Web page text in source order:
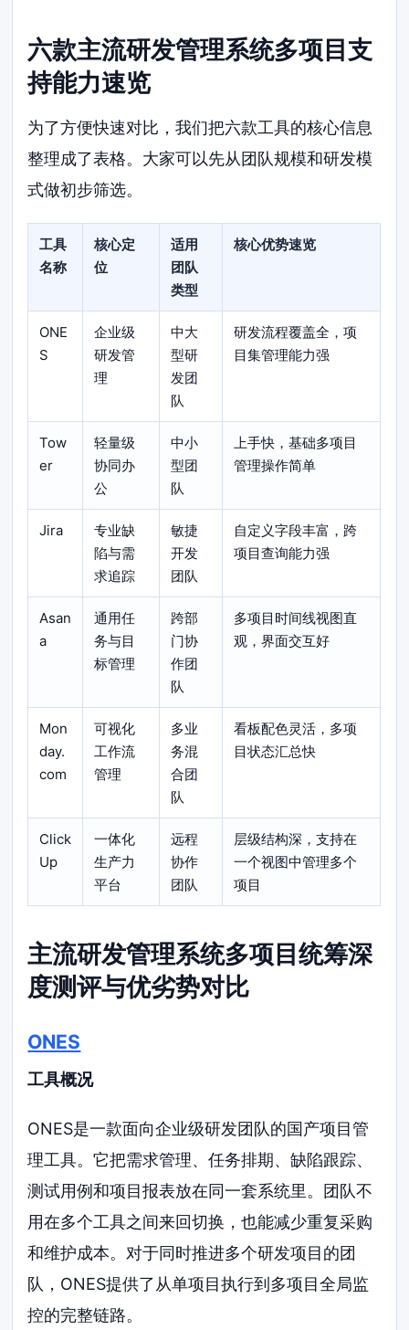
六款主流研发管理系统多项目支
持能力速览
为了方便快速对比，我们把六款工具的核心信息
整理成了表格。大家可以先从团队规模和研发模
式做初步筛选。
工具
名称
核心定
位
适用
团队
类型
核心优势速览
ONE
S
企业级
研发管
理
中大
型研
发团
队
研发流程覆盖全，项
目集管理能力强
Tow
er
轻量级
协同办
公
中小
型团
队
上手快，基础多项目
管理操作简单
Jira
专业缺
陷与需
求追踪
敏捷
开发
团队
自定义字段丰富，跨
项目查询能力强
Asan
a
通用任
务与目
标管理
跨部
门协
作团
队
多项目时间线视图直
观，界面交互好
Mon
day.
com
可视化
工作流
管理
多业
务混
合团
队
看板配色灵活，多项
目状态汇总快
Click
Up
一体化
生产力
平台
远程
协作
团队
层级结构深，支持在
一个视图中管理多个
项目
主流研发管理系统多项目统筹深
度测评与优劣势对比
ONES
工具概况
ONES是一款面向企业级研发团队的国产项目管
理工具。它把需求管理、任务排期、缺陷跟踪、
测试用例和项目报表放在同一套系统里。团队不
用在多个工具之间来回切换，也能减少重复采购
和维护成本。对于同时推进多个研发项目的团
队，ONES提供了从单项目执行到多项目全局监
控的完整链路。